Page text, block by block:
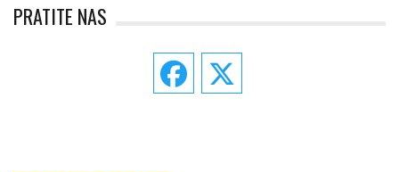
PRATITE NAS